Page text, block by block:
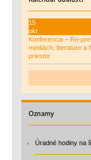
15
okt
Konferencia – Re-
médiách, literatúre a
priestor
Oznamy
Úradné hodiny na